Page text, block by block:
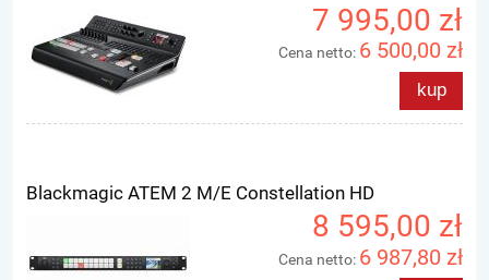
7 995,00 zł
Cena netto: 6 500,00 zł
kup
Blackmagic ATEM 2 M/E Constellation HD
8 595,00 zł
Cena netto: 6 987,80 zł